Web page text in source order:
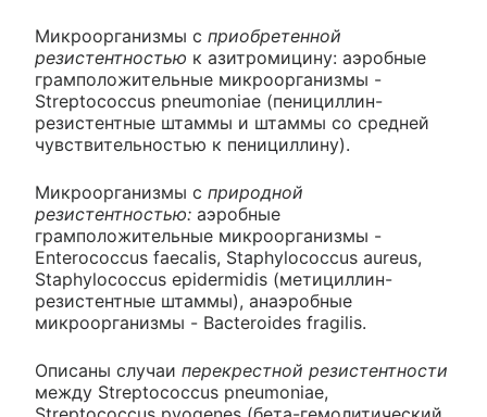
Микроорганизмы с приобретенной
резистентностью к азитромицину: аэробные
грамположительные микроорганизмы -
Streptococcus pneumoniae (пенициллин-
резистентные штаммы и штаммы со средней
чувствительностью к пенициллину).
Микроорганизмы с природной
резистентностью: аэробные
грамположительные микроорганизмы -
Enterococcus faecalis, Staphylococcus aureus,
Staphylococcus epidermidis (метициллин-
резистентные штаммы), анаэробные
микроорганизмы - Bacteroides fragilis.
Описаны случаи перекрестной резистентности
между Streptococcus pneumoniae,